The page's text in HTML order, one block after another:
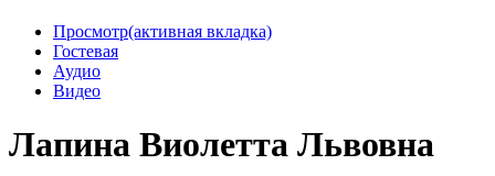
Просмотр(активная вкладка)
Гостевая
Аудио
Видео
Лапина Виолетта Львовна